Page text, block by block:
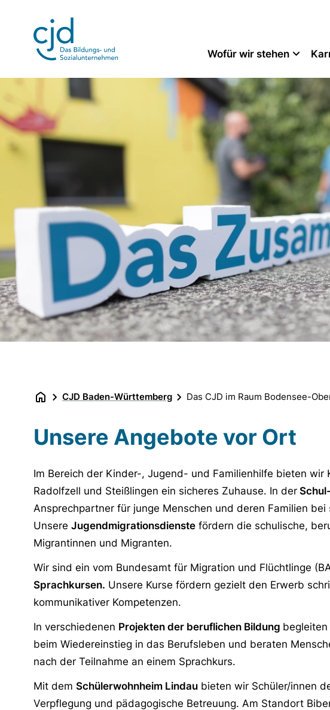
Wofür wir stehen
CJD Baden-Württemberg Das CJD im Raum Bodensee-
Unsere Angebote vor Ort
Im Bereich der Kinder-, Jugend- und Familienhilfe bieten wir
Radolfzell und Steißlingen ein sicheres Zuhause. In der
Ansprechpartner für junge Menschen und deren Familien
Unsere Jugendmigrationsdienste fördern die schulische,
Migrantinnen und Migranten.
Wir sind ein vom Bundesamt für Migration und Flüchtlinge
Sprachkursen. Unsere Kurse fördern gezielt den Erwerb
kommunikativer Kompetenzen.
In verschiedenen Projekten der beruflichen Bildung
beim Wiedereinstieg in das Berufsleben und beraten
nach der Teilnahme an einem Sprachkurs.
Mit dem Schülerwohnheim Lindau bieten wir Schüler/innen
Verpflegung und pädagogische Betreuung. Am Standort